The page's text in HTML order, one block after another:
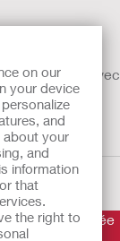
on our
your device
and
about your
and
information
that
the right to
marqués avec
Utilisation des
est constituée
le